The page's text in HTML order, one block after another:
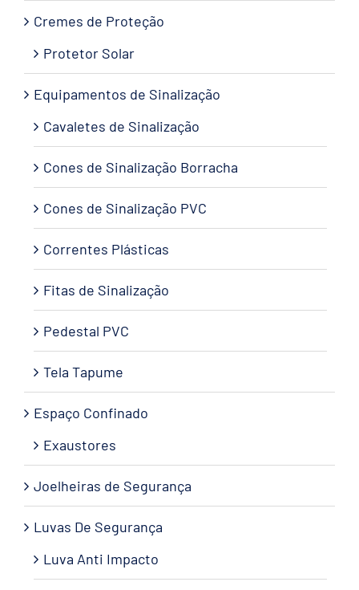
Cremes de Proteção
Protetor Solar
Equipamentos de Sinalização
Cavaletes de Sinalização
Cones de Sinalização Borracha
Cones de Sinalização PVC
Correntes Plásticas
Fitas de Sinalização
Pedestal PVC
Tela Tapume
Espaço Confinado
Exaustores
Joelheiras de Segurança
Luvas De Segurança
Luva Anti Impacto